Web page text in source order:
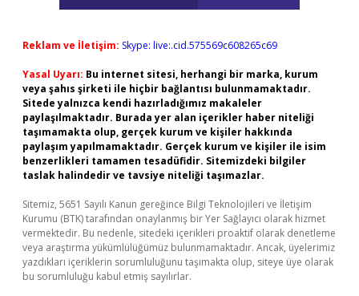
Reklam ve İletişim: Skype: live:.cid.575569c608265c69
Yasal Uyarı: Bu internet sitesi, herhangi bir marka, kurum
veya şahıs şirketi ile hiçbir bağlantısı bulunmamaktadır.
Sitede yalnızca kendi hazırladığımız makaleler
paylaşılmaktadır. Burada yer alan içerikler haber niteliği
taşımamakta olup, gerçek kurum ve kişiler hakkında
paylaşım yapılmamaktadır. Gerçek kurum ve kişiler ile isim
benzerlikleri tamamen tesadüfidir. Sitemizdeki bilgiler
taslak halindedir ve tavsiye niteliği taşımazlar.
Sitemiz, 5651 Sayılı Kanun gereğince Bilgi Teknolojileri ve İletişim
Kurumu (BTK) tarafından onaylanmış bir Yer Sağlayıcı olarak hizmet
vermektedir. Bu nedenle, sitedeki içerikleri proaktif olarak denetleme
veya araştırma yükümlülüğümüz bulunmamaktadır. Ancak, üyelerimiz
yazdıkları içeriklerin sorumluluğunu taşımakta olup, siteye üye olarak
bu sorumluluğu kabul etmiş sayılırlar.